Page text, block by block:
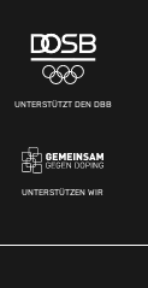
UNTERSTÜTZT DEN DBB
UNTERSTÜTZEN WIR